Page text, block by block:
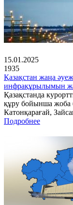
15.01.2025
1935
Қазақстан жаңа
инфрақұрылымын
Қазақстанда
құру бойынша жоба
Катонқарағай,
Подробнее